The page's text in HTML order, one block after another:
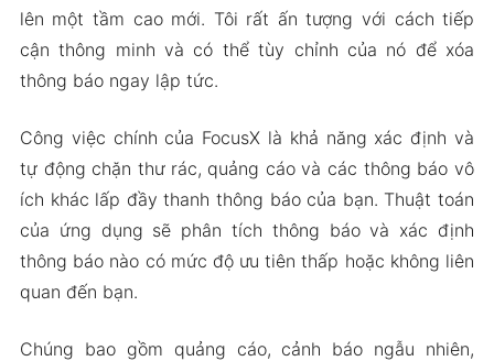
Phiên Bản APK Mod của FocusX
Tính Năng Mod
Tải Xuống FocusX Apk & MOD cho Android
lên một tầm cao mới. Tôi rất ấn tượng với cách tiếp
cận thông minh và có thể tùy chỉnh của nó để xóa
thông báo ngay lập tức.
Công việc chính của FocusX là khả năng xác định và
tự động chặn thư rác, quảng cáo và các thông báo vô
ích khác lấp đầy thanh thông báo của bạn. Thuật toán
của ứng dụng sẽ phân tích thông báo và xác định
thông báo nào có mức độ ưu tiên thấp hoặc không liên
quan đến bạn.
Chúng bao gồm quảng cáo, cảnh báo ngẫu nhiên,